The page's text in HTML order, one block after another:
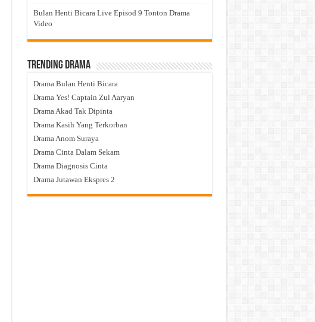
Bulan Henti Bicara Live Episod 9 Tonton Drama
Video
Trending Drama
Drama Bulan Henti Bicara
Drama Yes! Captain Zul Aaryan
Drama Akad Tak Dipinta
Drama Kasih Yang Terkorban
Drama Anom Suraya
Drama Cinta Dalam Sekam
Drama Diagnosis Cinta
Drama Jutawan Ekspres 2